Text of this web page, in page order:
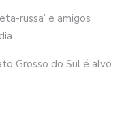
russa’ e amigos
Grosso do Sul é alvo